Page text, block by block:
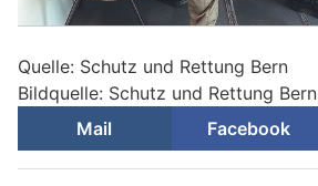
Quelle: Schutz und Rettung Bern
Bildquelle: Schutz und Rettung Bern
Mail
Facebook